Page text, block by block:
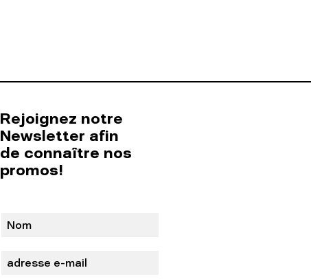
Rejoignez notre
Newsletter afin
de connaître nos
promos!